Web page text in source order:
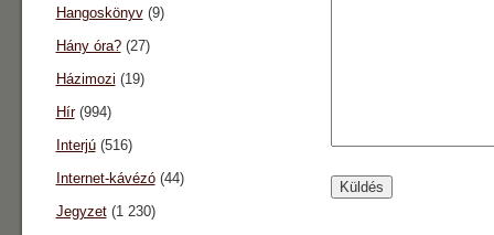
Hangoskönyv(9)
Hány óra?(27)
Házimozi (19)
Hír(994)
Interjú(516)
Internet-kávézó(44)
Jegyzet(1 230)